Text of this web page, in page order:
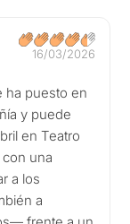
16/03/2026
ha puesto en
y puede
en Teatro
una
a los
a